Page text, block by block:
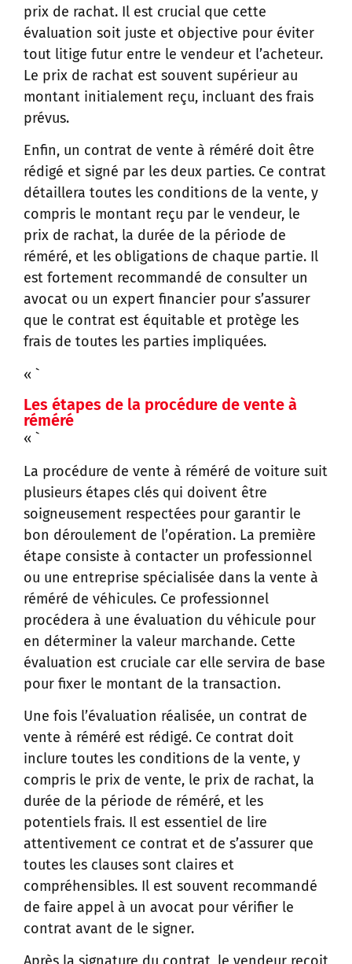
prix de rachat. Il est crucial que cette
évaluation soit juste et objective pour éviter
tout litige futur entre le vendeur et l’acheteur.
Le prix de rachat est souvent supérieur au
montant initialement reçu, incluant des frais
prévus.
Enfin, un contrat de vente à réméré doit être
rédigé et signé par les deux parties. Ce contrat
détaillera toutes les conditions de la vente, y
compris le montant reçu par le vendeur, le
prix de rachat, la durée de la période de
réméré, et les obligations de chaque partie. Il
est fortement recommandé de consulter un
avocat ou un expert financier pour s’assurer
que le contrat est équitable et protège les
frais de toutes les parties impliquées.
« `
Les étapes de la procédure de vente à
réméré
« `
La procédure de vente à réméré de voiture suit
plusieurs étapes clés qui doivent être
soigneusement respectées pour garantir le
bon déroulement de l’opération. La première
étape consiste à contacter un professionnel
ou une entreprise spécialisée dans la vente à
réméré de véhicules. Ce professionnel
procédera à une évaluation du véhicule pour
en déterminer la valeur marchande. Cette
évaluation est cruciale car elle servira de base
pour fixer le montant de la transaction.
Une fois l’évaluation réalisée, un contrat de
vente à réméré est rédigé. Ce contrat doit
inclure toutes les conditions de la vente, y
compris le prix de vente, le prix de rachat, la
durée de la période de réméré, et les
potentiels frais. Il est essentiel de lire
attentivement ce contrat et de s’assurer que
toutes les clauses sont claires et
compréhensibles. Il est souvent recommandé
de faire appel à un avocat pour vérifier le
contrat avant de le signer.